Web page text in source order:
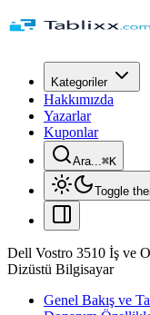
Kategoriler
Hakkımızda
Yazarlar
Kuponlar
Ara...⌘K
Toggle
Dell Vostro 3510 İş ve
Dizüstü Bilgisayar
Genel Bakış ve